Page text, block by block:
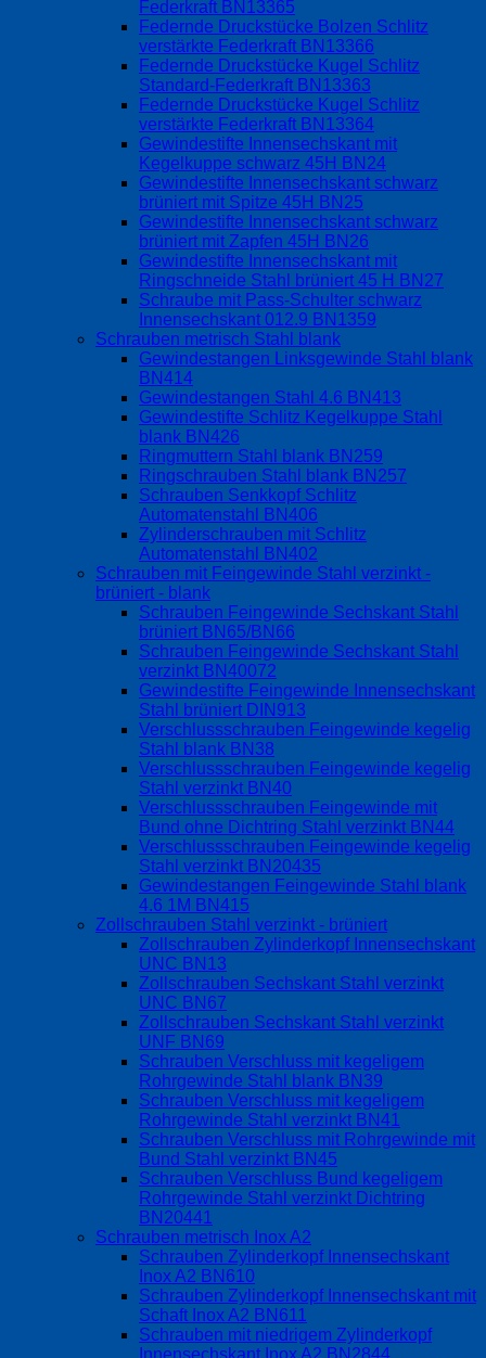
Federkraft BN13365
Federnde Druckstücke Bolzen Schlitz
verstärkte Federkraft BN13366
Federnde Druckstücke Kugel Schlitz
Standard-Federkraft BN13363
Federnde Druckstücke Kugel Schlitz
verstärkte Federkraft BN13364
Gewindestifte Innensechskant mit
Kegelkuppe schwarz 45H BN24
Gewindestifte Innensechskant schwarz
brüniert mit Spitze 45H BN25
Gewindestifte Innensechskant schwarz
brüniert mit Zapfen 45H BN26
Gewindestifte Innensechskant mit
Ringschneide Stahl brüniert 45 H BN27
Schraube mit Pass-Schulter schwarz
Innensechskant 012.9 BN1359
Schrauben metrisch Stahl blank
Gewindestangen Linksgewinde Stahl blank
BN414
Gewindestangen Stahl 4.6 BN413
Gewindestifte Schlitz Kegelkuppe Stahl
blank BN426
Ringmuttern Stahl blank BN259
Ringschrauben Stahl blank BN257
Schrauben Senkkopf Schlitz
Automatenstahl BN406
Zylinderschrauben mit Schlitz
Automatenstahl BN402
Schrauben mit Feingewinde Stahl verzinkt -
brüniert - blank
Schrauben Feingewinde Sechskant Stahl
brüniert BN65/BN66
Schrauben Feingewinde Sechskant Stahl
verzinkt BN40072
Gewindestifte Feingewinde Innensechskant
Stahl brüniert DIN913
Verschlussschrauben Feingewinde kegelig
Stahl blank BN38
Verschlussschrauben Feingewinde kegelig
Stahl verzinkt BN40
Verschlussschrauben Feingewinde mit
Bund ohne Dichtring Stahl verzinkt BN44
Verschlussschrauben Feingewinde kegelig
Stahl verzinkt BN20435
Gewindestangen Feingewinde Stahl blank
4.6 1M BN415
Zollschrauben Stahl verzinkt - brüniert
Zollschrauben Zylinderkopf Innensechskant
UNC BN13
Zollschrauben Sechskant Stahl verzinkt
UNC BN67
Zollschrauben Sechskant Stahl verzinkt
UNF BN69
Schrauben Verschluss mit kegeligem
Rohrgewinde Stahl blank BN39
Schrauben Verschluss mit kegeligem
Rohrgewinde Stahl verzinkt BN41
Schrauben Verschluss mit Rohrgewinde mit
Bund Stahl verzinkt BN45
Schrauben Verschluss Bund kegeligem
Rohrgewinde Stahl verzinkt Dichtring
BN20441
Schrauben metrisch Inox A2
Schrauben Zylinderkopf Innensechskant
Inox A2 BN610
Schrauben Zylinderkopf Innensechskant mit
Schaft Inox A2 BN611
Schrauben mit niedrigem Zylinderkopf
Innensechskant Inox A2 BN2844